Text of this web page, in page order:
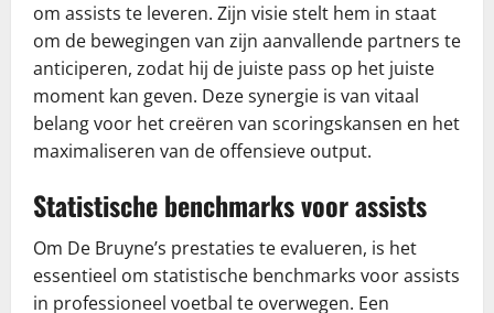
om assists te leveren. Zijn visie stelt hem in staat
om de bewegingen van zijn aanvallende partners te
anticiperen, zodat hij de juiste pass op het juiste
moment kan geven. Deze synergie is van vitaal
belang voor het creëren van scoringskansen en het
maximaliseren van de offensieve output.
Statistische benchmarks voor assists
Om De Bruyne’s prestaties te evalueren, is het
essentieel om statistische benchmarks voor assists
in professioneel voetbal te overwegen. Een